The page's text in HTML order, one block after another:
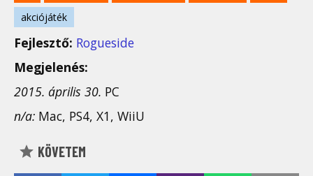
akciójáték
Fejlesztő: Rogueside
Megjelenés:
2015. április 30. PC
n/a: Mac, PS4, X1, WiiU
KÖVETEM